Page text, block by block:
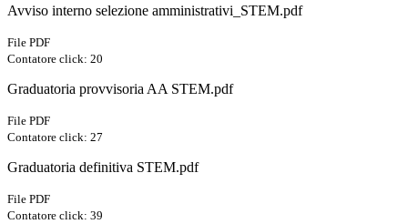
Avviso interno selezione amministrativi_STEM.pdf
File PDF
Contatore click: 20
Graduatoria provvisoria AA STEM.pdf
File PDF
Contatore click: 27
Graduatoria definitiva STEM.pdf
File PDF
Contatore click: 39